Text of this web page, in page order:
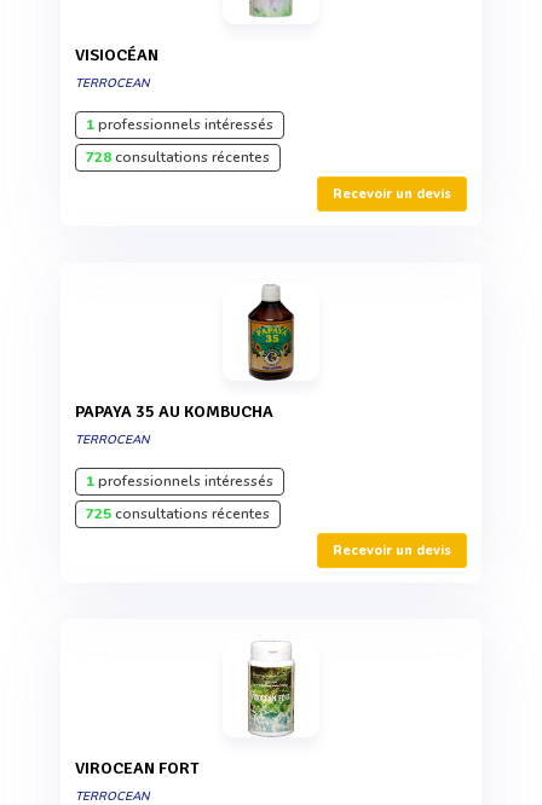
VISIOCÉAN
TERROCEAN
1professionnels intéressés
728consultations récentes
Recevoir un devis
PAPAYA 35 AU KOMBUCHA
TERROCEAN
1professionnels intéressés
725consultations récentes
Recevoir un devis
VIROCEAN FORT
TERROCEAN